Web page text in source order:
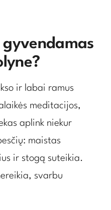
gyvendamas
ir labai ramus
meditacijos,
aplink niekur
maistas
ir stogą suteikia.
svarbu